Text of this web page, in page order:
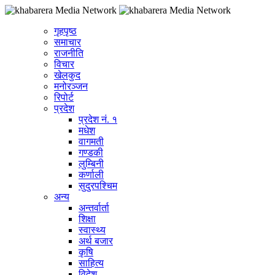
गृहपृष्ठ
समाचार
राजनीति
विचार
खेलकुद
मनोरञ्जन
रिपोर्ट
प्रदेश
प्रदेश नं. १
मधेश
वागमती
गण्डकी
लुम्बिनी
कर्णाली
सुदुरपश्चिम
अन्य
अन्तर्वार्ता
शिक्षा
स्वास्थ्य
अर्थ बजार
कृषि
साहित्य